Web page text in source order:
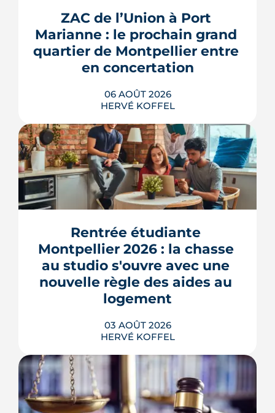
ZAC de l’Union à Port
Marianne : le prochain grand
quartier de Montpellier entre
en concertation
06 AOÛT 2026
HERVÉ KOFFEL
Montpellier prépare la dernière grande
pièce de Port Marianne. La ZAC de
l'Union, entrée dans une nouvelle
phase de concertation, veut
transformer un secteur sans identité en
quartier d'habitat.
LIRE L'ARTICLE
Rentrée étudiante
Montpellier 2026 : la chasse
au studio s'ouvre avec une
nouvelle règle des aides au
logement
03 AOÛT 2026
HERVÉ KOFFEL